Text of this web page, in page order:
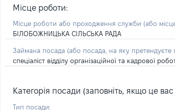
Місце роботи:
Місце роботи або проходження служби (або
БІЛОБОЖНИЦЬКА СІЛЬСЬКА РАДА
Займана посада (або посада, на яку претендуєте
спеціаліст відділу організаційної та кадрової
Категорія посади (заповніть, якщо це вас
Тип посади: